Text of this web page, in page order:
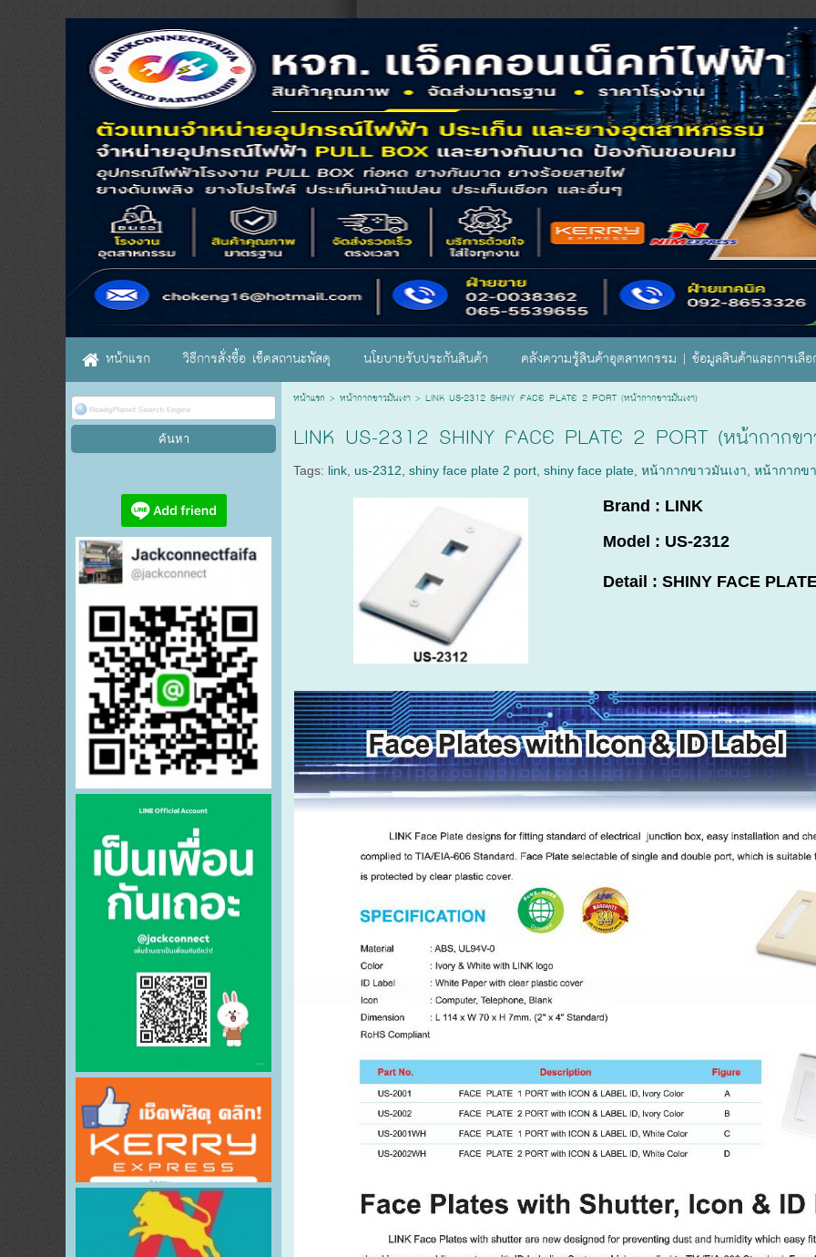
หน้าแรก วิธีการสั่งซื้อ เช็คสถานะพัสดุ นโยบายรับประกันสินค้า คลังความรู้สินค้าอุตสาหกรรม | ข้อมูลสินค้าและการเลือ
หน้าแรก > หน้ากากขาวมันเงา> LINK US-2312 SHINY FACE PLATE 2 PORT (หน้ากากขาวมันเงา)
LINK US-2312 SHINY FACE PLATE 2 PORT (หน้ากากขา
Tags: link us-2312 ,shiny face plate 2 port ,shiny face plate ,หน้ากากขาวมันเงา ,หน้ากากข
Brand : LINK
Model : US-2312
Detail : SHINY FACE